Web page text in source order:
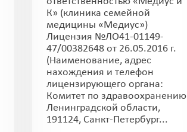
К» (клиника семейной
медицины «Медиус»)
Лицензия №ЛО41-01149-
47/00382648 от 26.05.2016 г.
(Наименование, адрес
нахождения и телефон
лицензирующего органа:
Комитет по здравоохранению
Ленинградской области,
191124, Санкт-Петербург...